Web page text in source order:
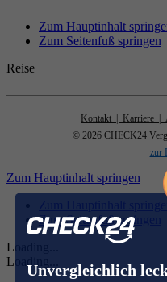
Unvergleichlich
Zum Hauptinhalt
Zum Seitenfuß springen
Reise
Kontakt | Karriere
© 2026 CHECK24
zur
Zum Hauptinhalt springen
Zum Hauptinhalt
Zum Seitenfuß springen
Loading...
Loading...